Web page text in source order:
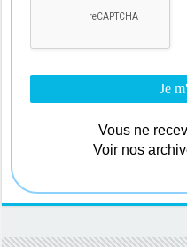
Vous ne
Voir nos